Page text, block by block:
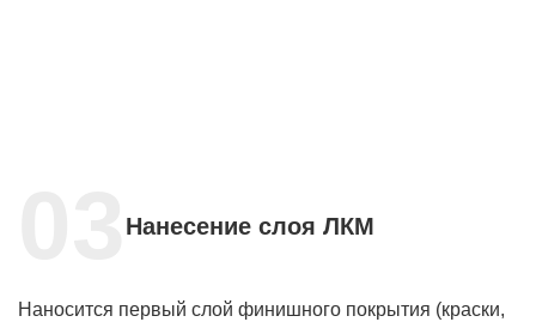
Нанесение слоя ЛКМ
Наносится первый слой финишного покрытия (краски,